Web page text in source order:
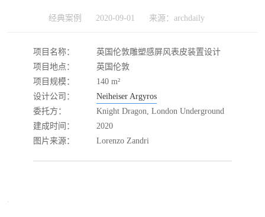
经典案例 2020-09-01 来源：archdaily
项目名称：
英国伦敦雕塑感屏风表皮装置设计
项目地点：
英国伦敦
项目规模：
140 m²
设计公司：
Neiheiser Argyros
委托方：
Knight Dragon, London Underground
建成时间：
2020
图片来源：
Lorenzo Zandri